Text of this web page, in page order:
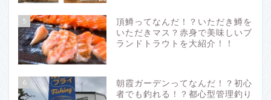
5
頂鱒ってなんだ！？いただき鱒を
いただきマス？赤身で美味しいブ
ランドトラウトを大紹介！！
6
朝霞ガーデンってなんだ！？初心
者でも釣れる！？都心型管理釣り